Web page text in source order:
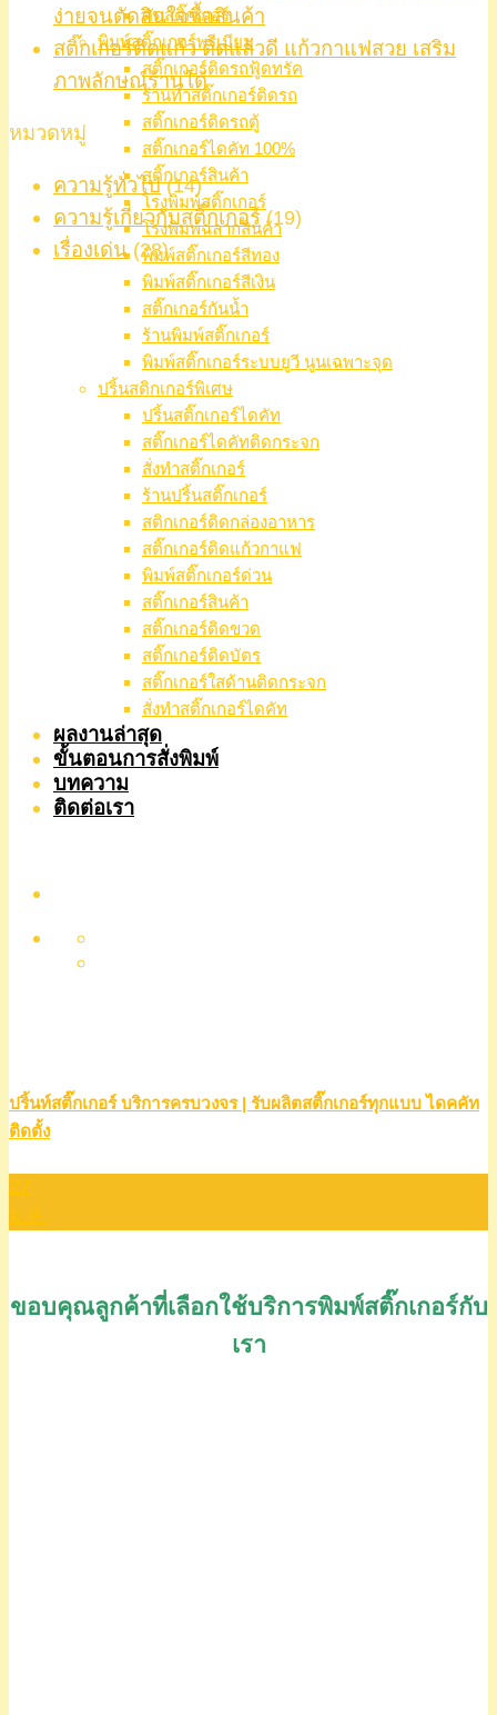
ตัดสติ๊กเกอร์
พิมพ์สติ๊กเกอร์พรีเมียม
สติ๊กเกอร์ติดรถฟู้ดทรัค
ร้านทำสติ๊กเกอร์ติดรถ
สติ๊กเกอร์ติดรถตู้
สติ๊กเกอร์ไดคัท 100%
สติ๊กเกอร์สินค้า
โรงพิมพ์สติ๊กเกอร์
โรงพิมพ์ฉลากสินค้า
พิมพ์สติ๊กเกอร์สีทอง
พิมพ์สติ๊กเกอร์สีเงิน
สติ๊กเกอร์กันน้ำ
ร้านพิมพ์สติ๊กเกอร์
พิมพ์สติ๊กเกอร์ระบบยูวี นูนเฉพาะจุด
ปริ้นสติกเกอร์พิเศษ
ปริ้นสติ๊กเกอร์ไดคัท
สติ๊กเกอร์ไดคัทติดกระจก
สั่งทำสติ๊กเกอร์
ร้านปริ้นสติ๊กเกอร์
สติกเกอร์ติดกล่องอาหาร
สติ๊กเกอร์ติดแก้วกาแฟ
พิมพ์สติ๊กเกอร์ด่วน
สติ๊กเกอร์สินค้า
สติ๊กเกอร์ติดขวด
สติ๊กเกอร์ติดบัตร
สติ๊กเกอร์ใสด้านติดกระจก
สั่งทําสติ๊กเกอร์ไดคัท
ผลงานล่าสุด
ขั้นตอนการสั่งพิมพ์
บทความ
ติดต่อเรา
ง่ายจนตัดสินใจซื้อสินค้า
สติ๊กเกอร์ติดแก้ว ติดแล้วดี แก้วกาแฟสวย เสริม
ภาพลักษณ์ร้านได้
หมวดหมู่
ความรู้ทั่วไป(14)
ความรู้เกี่ยวกับสติ๊กเกอร์(19)
เรื่องเด่น(28)
ปริ้นท์สติ๊กเกอร์ บริการครบวงจร | รับผลิตสติ๊กเกอร์ทุกแบบ ไดคคัท
ติดตั้ง
27
ม.ค.
ขอบคุณลูกค้าที่เลือกใช้บริการพิมพ์สติ๊กเกอร์กับ
เรา